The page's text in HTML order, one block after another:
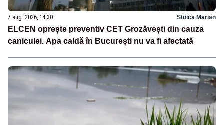
7 aug. 2026, 14:30 Stoica Marian
ELCEN oprește preventiv CET Grozăvești din cauza
caniculei. Apa caldă în București nu va fi afectată